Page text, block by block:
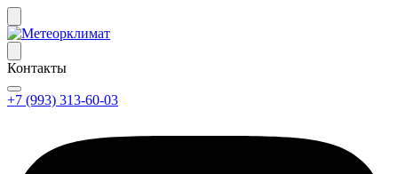
Контакты
+7 (993) 313-60-03